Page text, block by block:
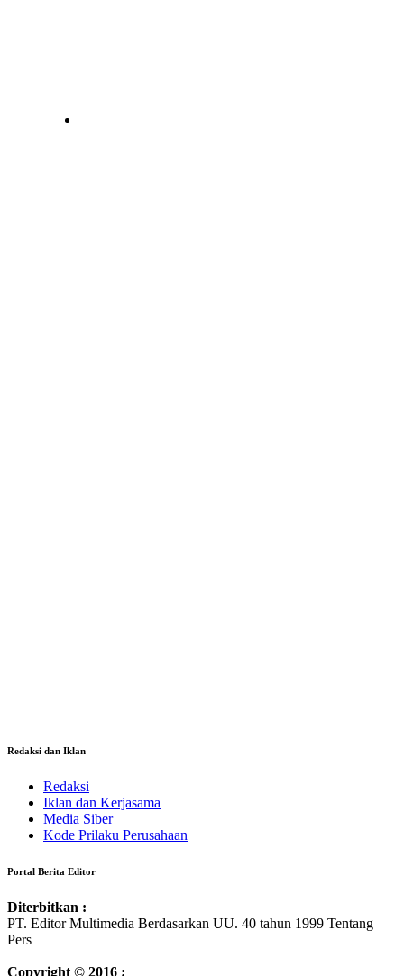
Redaksi dan Iklan
Redaksi
Iklan dan Kerjasama
Media Siber
Kode Prilaku Perusahaan
Portal Berita Editor
Diterbitkan :
PT. Editor Multimedia Berdasarkan UU. 40 tahun 1999 Tentang
Pers
Copyright © 2016 :